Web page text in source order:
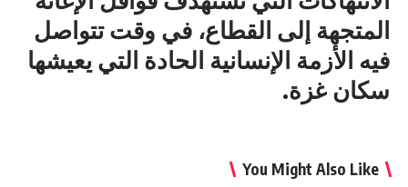
المتجهة إلى القطاع، في وقت تتواصل
فيه الأزمة الإنسانية الحادة التي يعيشها
سكان غزة.
You Might Also Like